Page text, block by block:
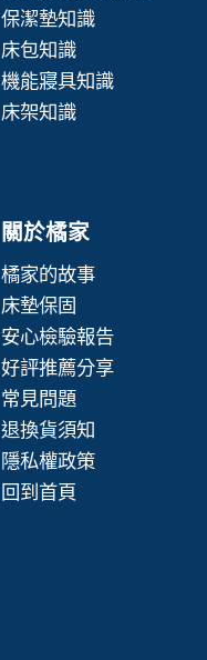
保潔墊知識
床包知識
機能寢具知識
床架知識
關於橘家
橘家的故事
床墊保固
安心檢驗報告
好評推薦分享
常見問題
退換貨須知
隱私權政策
回到首頁